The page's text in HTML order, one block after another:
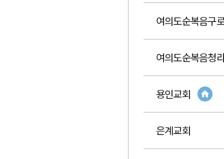
여의도순복음구
여의도순복음청
용인교회
은계교회